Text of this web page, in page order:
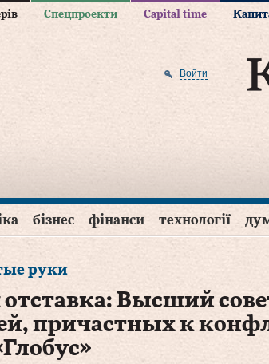
Спецпроекти Capital time
Войти
бізнес фінанси технології
руки
Высший
причастных к